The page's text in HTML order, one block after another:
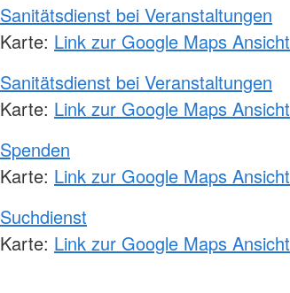
Sanitätsdienst bei Veranstaltungen
Karte: Link zur Google Maps Ansicht
Sanitätsdienst bei Veranstaltungen
Karte: Link zur Google Maps Ansicht
Spenden
Karte: Link zur Google Maps Ansicht
Suchdienst
Karte: Link zur Google Maps Ansicht